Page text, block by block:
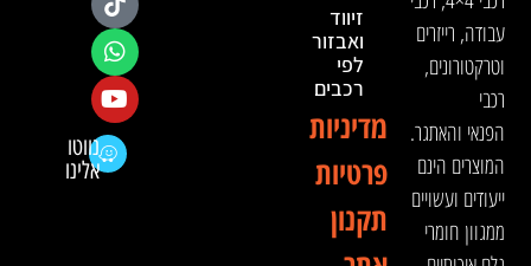
עבודה, רייזרים
וטרקטורונים,
רכבי
הפנאי והאתגר.
המוצרים הינם
ייעודים ועשויים
ממגוון חומרי
זיווד
ואבזור
לפי
רכבים
מדיניות
פרטיות
תקנון
נווטו
אלינו